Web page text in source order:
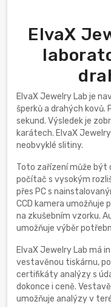
ElvaX
ElvaX Jewelry Lab je
šperků a drahých kovů.
sekund. Výsledek je
karátech. ElvaX
neobvyklé slitiny.
Toto zařízení může být
počítač s vysokým
přes PC s
CCD kamera umožňuje
na zkušebním vzorku.
umožňuje výběr
ElvaX Jewelry Lab má
vestavěnou tiskárnu,
certifikáty analýzy s
dokonce i ceně.
umožňuje analýzy v